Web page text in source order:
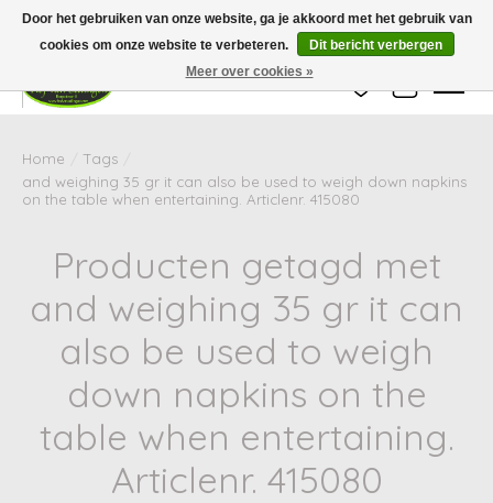
Wij zijn gesloten van 24 december tot en met 25 januari. Houd er rekening mee
dat de levertijd van uw bestelling in deze periode langer kan zijn dan
gebruikelijk.
Verlanglijst
Home Tags
and weighing 35 gr it can also be used to weigh down napkins
on the table when entertaining. Articlenr. 415080
Producten getagd met
and weighing 35 gr it can
also be used to weigh
down napkins on the
table when entertaining.
Articlenr. 415080
Door het gebruiken van onze website, ga je akkoord met het gebruik van
cookies om onze website te verbeteren.
Dit bericht verbergen
Meer over cookies »